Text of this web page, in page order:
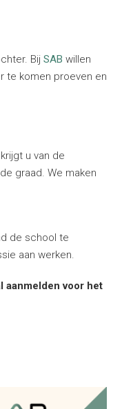
Bij SAB willen
te komen proeven en
u van de
graad. We maken
de school te
aan werken.
aanmelden voor het